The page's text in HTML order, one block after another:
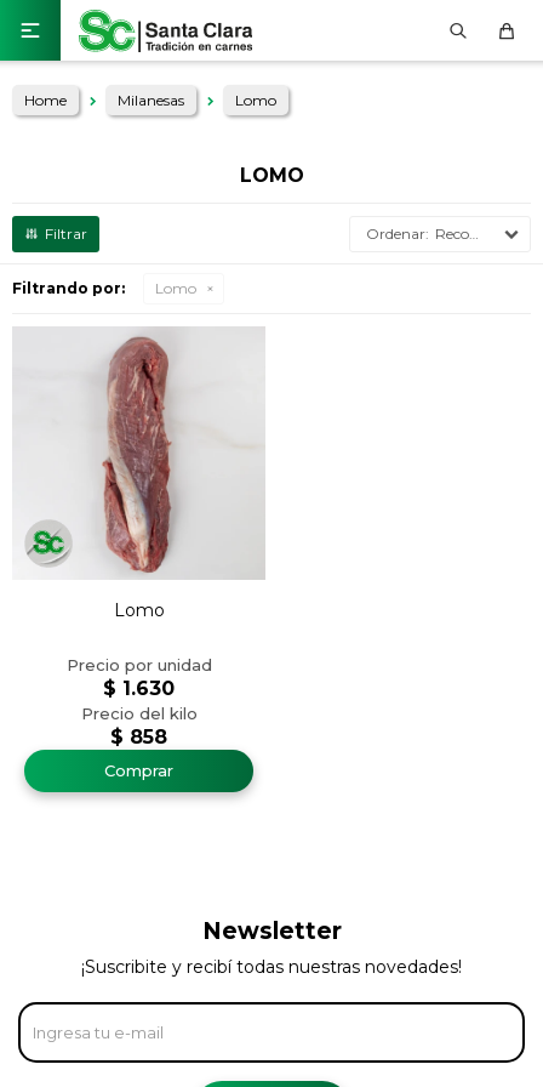

Home Milanesas Lomo
LOMO
Recomendados
Filtrando por: Lomo
Lomo
$ 858
$ 1.630
Newsletter
¡Suscribite y recibí todas nuestras novedades!